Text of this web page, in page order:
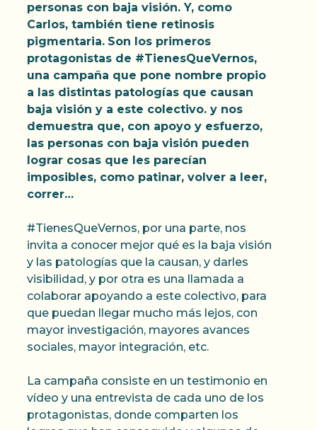
personas con baja visión. Y, como
Carlos, también tiene retinosis
pigmentaria. Son los primeros
protagonistas de #TienesQueVernos,
una campaña que pone nombre propio
a las distintas patologías que causan
baja visión y a este colectivo. y nos
demuestra que, con apoyo y esfuerzo,
las personas con baja visión pueden
lograr cosas que les parecían
imposibles, como patinar, volver a leer,
correr…
#TienesQueVernos, por una parte, nos
invita a conocer mejor qué es la baja visión
y las patologías que la causan, y darles
visibilidad, y por otra es una llamada a
colaborar apoyando a este colectivo, para
que puedan llegar mucho más lejos, con
mayor investigación, mayores avances
sociales, mayor integración, etc.
La campaña consiste en un testimonio en
vídeo y una entrevista de cada uno de los
protagonistas, donde comparten los